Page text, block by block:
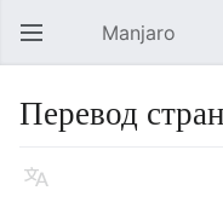
Open main menu Manjaro
Перевод
Language